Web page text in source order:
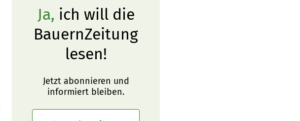
Ja, ich will die
BauernZeitung
lesen!
Jetzt abonnieren und
informiert bleiben.